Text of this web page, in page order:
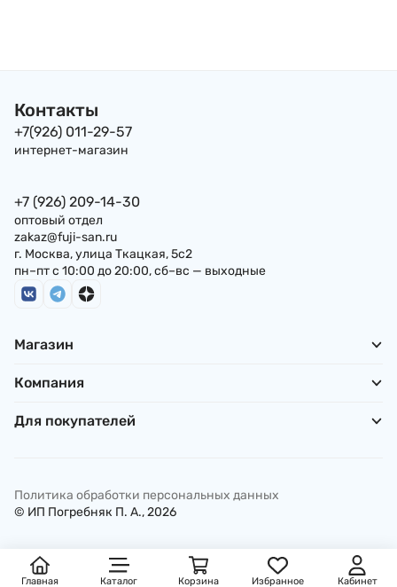
Главная Каталог Корзина Избранное Кабинет
Контакты
+7(926) 011-29-57
интернет-магазин
+7 (926) 209-14-30
оптовый отдел
zakaz@fuji-san.ru
г. Москва, улица Ткацкая, 5с2
пн–пт с 10:00 до 20:00, сб–вс — выходные
Магазин
Компания
Для покупателей
© ИП Погребняк П. А., 2026
Политика обработки персональных данных